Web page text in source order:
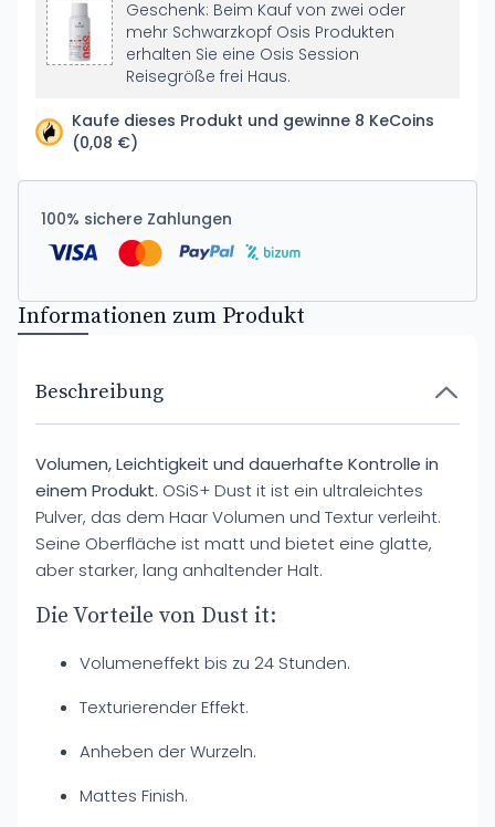
Geschenk: Beim Kauf von zwei oder
mehr Schwarzkopf Osis Produkten
erhalten Sie eine Osis Session
Reisegröße frei Haus.
Kaufe dieses Produkt und gewinne 8 KeCoins
(0,08 €)
100% sichere Zahlungen
Informationen zum Produkt
Beschreibung
Volumen, Leichtigkeit und dauerhafte Kontrolle in
einem Produkt. OSiS+ Dust it ist ein ultraleichtes
Pulver, das dem Haar Volumen und Textur verleiht.
Seine Oberfläche ist matt und bietet eine glatte,
aber starker, lang anhaltender Halt.
Die Vorteile von Dust it:
Volumeneffekt bis zu 24 Stunden.
Texturierender Effekt.
Anheben der Wurzeln.
Mattes Finish.